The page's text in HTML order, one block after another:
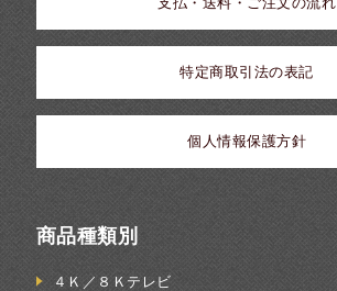
特定商取引法の表記
個人情報保護方針
商品種類別
４Ｋ／８Ｋテレビ